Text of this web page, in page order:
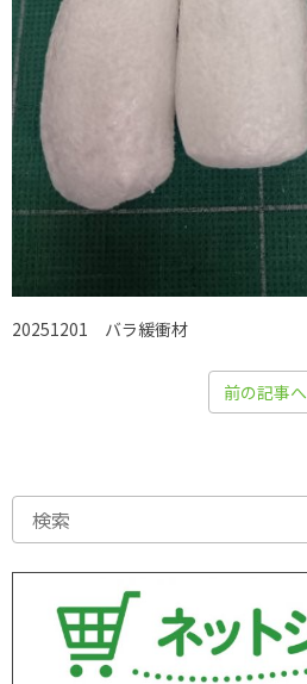
20251201 バラ緩衝材
前の記事へ